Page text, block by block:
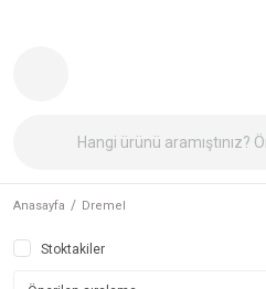
Anasayfa Dremel
Stoktakiler